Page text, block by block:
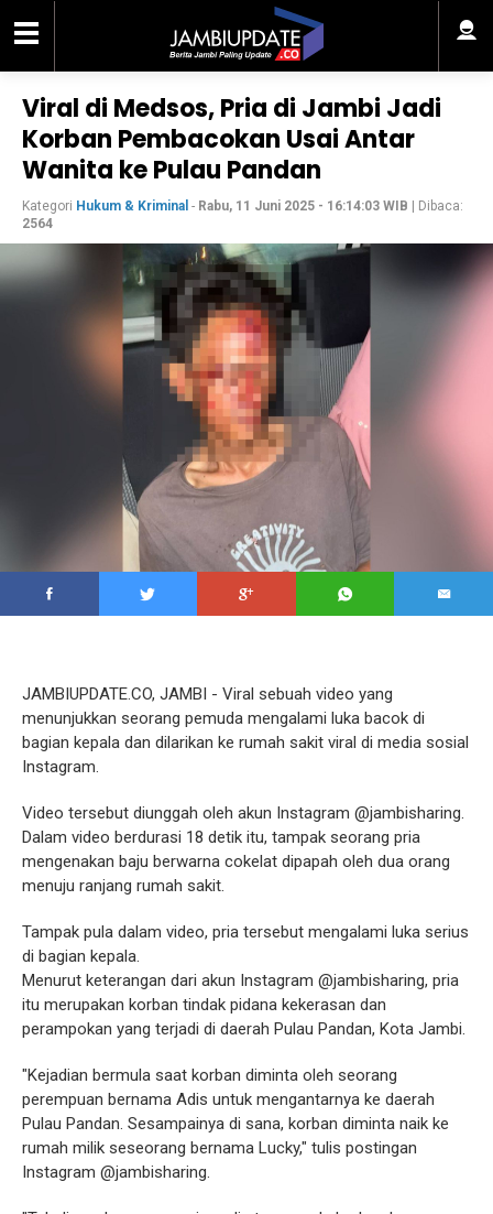
Viral di Medsos, Pria di Jambi Jadi
Korban Pembacokan Usai Antar
Wanita ke Pulau Pandan
Kategori Hukum & Kriminal - Rabu, 11 Juni 2025 - 16:14:03 WIB | Dibaca:
2564
JAMBIUPDATE.CO, JAMBI - Viral sebuah video yang
menunjukkan seorang pemuda mengalami luka bacok di
bagian kepala dan dilarikan ke rumah sakit viral di media sosial
Instagram.
Video tersebut diunggah oleh akun Instagram @jambisharing.
Dalam video berdurasi 18 detik itu, tampak seorang pria
mengenakan baju berwarna cokelat dipapah oleh dua orang
menuju ranjang rumah sakit.
Tampak pula dalam video, pria tersebut mengalami luka serius
di bagian kepala.
Menurut keterangan dari akun Instagram @jambisharing, pria
itu merupakan korban tindak pidana kekerasan dan
perampokan yang terjadi di daerah Pulau Pandan, Kota Jambi.
"Kejadian bermula saat korban diminta oleh seorang
perempuan bernama Adis untuk mengantarnya ke daerah
Pulau Pandan. Sesampainya di sana, korban diminta naik ke
rumah milik seseorang bernama Lucky," tulis postingan
Instagram @jambisharing.